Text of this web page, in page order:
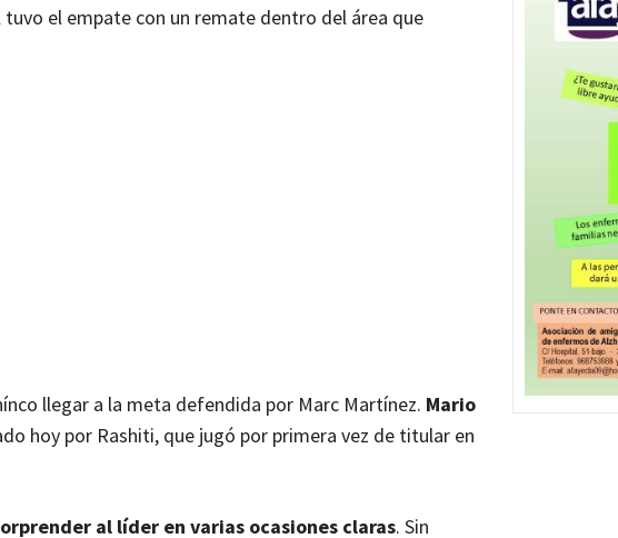
el empate con un remate dentro del área que
llegar a la meta defendida por Marc Martínez. Mario
hoy por Rashiti, que jugó por primera vez de titular en
al líder en varias ocasiones claras. Sin